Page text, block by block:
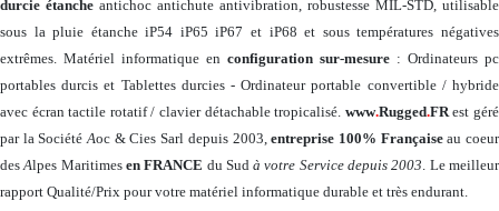
durcie étanche antichoc antichute antivibration, robustesse MIL-STD, utilisable
sous la pluie étanche iP54 iP65 iP67 et iP68 et sous températures négatives
extrêmes. Matériel informatique en configuration sur-mesure : Ordinateurs pc
portables durcis et Tablettes durcies - Ordinateur portable convertible / hybride
avec écran tactile rotatif / clavier détachable tropicalisé. www.Rugged.FRest géré
par la SociétéAoc & Cies Sarl depuis 2003,entreprise 100% Françaiseau coeur
desAlpes Maritimes en FRANCE du Sudà votre Service depuis 2003 . Le meilleur
rapport Qualité/Prix pour votre matériel informatique durable et très endurant.